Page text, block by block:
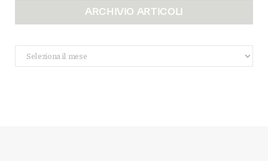
ARCHIVIO ARTICOLI
Archivio
Articoli